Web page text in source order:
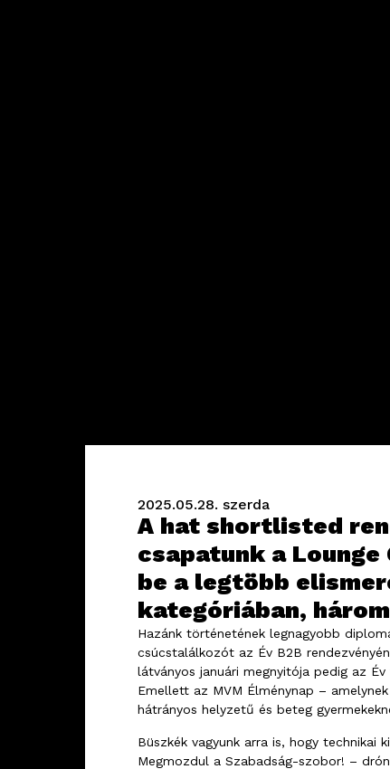
2025.05.28. szerda
A hat shortlisted
csapatunk a
be a legtöbb
kategóriában,
Hazánk történetének legnagyobb
csúcstalálkozót az Év B2B
látványos januári megnyitója pedig az
Emellett az MVM Élménynap –
hátrányos helyzetű és beteg
Büszkék vagyunk arra is, hogy technikai
Megmozdul a Szabadság-szobor! –